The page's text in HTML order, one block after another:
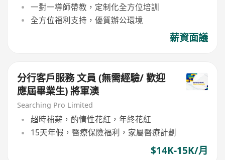
一對一導師帶教，定制化全方位培訓
全方位福利支持，優質辦公環境
薪資面議
分行客戶服務 文員 (無需經驗/ 歡迎
應屆畢業生) 將軍澳
Searching Pro Limited
超時補薪，酌情性花紅，年終花紅
15天年假，醫療保險福利，家屬醫療計劃
$14K-15K/月